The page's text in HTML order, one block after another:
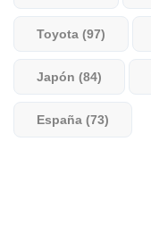
Toyota (97)
Japón (84)
España (73)